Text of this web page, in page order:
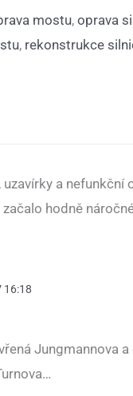
mostu, oprava
, rekonstrukce
uzavírky a nefunkční
hodně
16:18
Jungmannova